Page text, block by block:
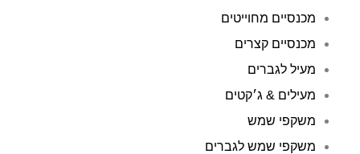
מכנסיים מחוייטים
מכנסיים קצרים
מעיל לגברים
מעילים & ג׳קטים
משקפי שמש
משקפי שמש לגברים